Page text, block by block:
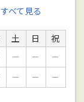
すべて見る
土 日
祝
－ －
－
－ － －